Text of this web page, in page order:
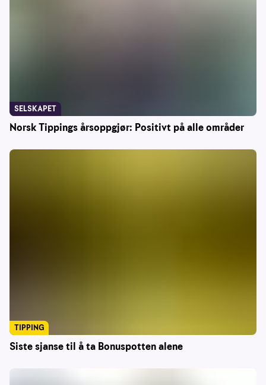
Norsk Tippings årsoppgjør: Positivt på alle områder
SELSKAPET
Siste sjanse til å ta Bonuspotten alene
TIPPING